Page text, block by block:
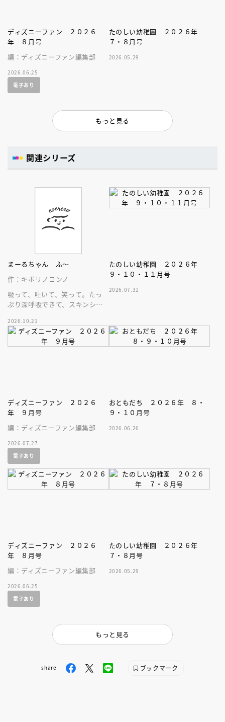
ディズニーファン ２０２６
年 ８月号
編：ディズニーファン編集部
2026.06.25
電子あり
たのしい幼稚園 ２０２６年
７・８月号
2026.05.29
もっと見る
関連シリーズ
まーるちゃん ふ～
作：キボリノコンノ
吸って、吐いて、笑って。たっ
ぷり深呼吸できて、スキンシッ
家、キボリノコンノ初のファー
ストブック。
2026.10.21
たのしい幼稚園 ２０２６年
９・１０・１１月号
2026.07.31
ディズニーファン ２０２６
年 ９月号
編：ディズニーファン編集部
2026.07.27
電子あり
おともだち ２０２６年 ８・
９・１０月号
2026.06.26
ディズニーファン ２０２６
年 ８月号
編：ディズニーファン編集部
2026.06.25
電子あり
たのしい幼稚園 ２０２６年
７・８月号
2026.05.29
もっと見る
share ブックマーク